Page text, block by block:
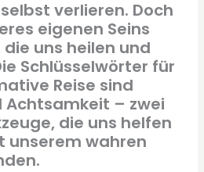
verlieren. Doch
eigenen Seins
uns heilen und
Schlüsselwörter für
Reise sind
Achtsamkeit – zwei
die uns helfen
unserem wahren